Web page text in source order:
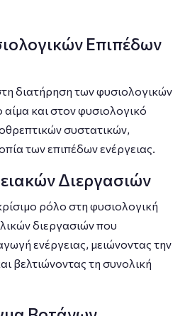
Επιπέδων
διατήρηση των φυσιολογικών
και στον φυσιολογικό
συστατικών,
των επιπέδων ενέργειας.
Διεργασιών
ρόλο στη φυσιολογική
διεργασιών που
ενέργειας, μειώνοντας την
βελτιώνοντας τη συνολική